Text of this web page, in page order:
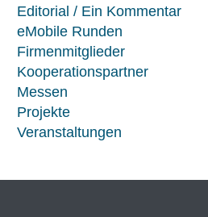
Editorial / Ein Kommentar
eMobile Runden
Firmenmitglieder
Kooperationspartner
Messen
Projekte
Veranstaltungen